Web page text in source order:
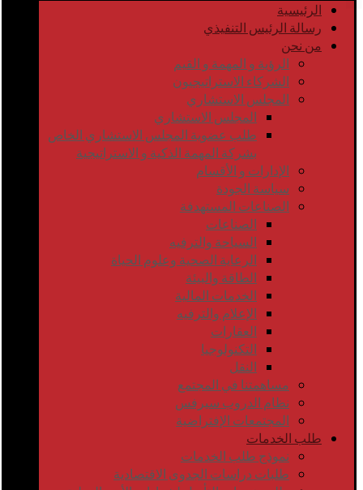
الرئيسية
رسالة الرئيس التنفيذي
من نحن
الرؤية و المهمة و القيم
الشركاء الاستراتيجيون
المجلس الاستشاري
المجلس الاستشاري
طلب عضوية المجلس الاستشاري الخاص
بشركة المهمة الذكية و الاستراتيجية
الإدارات و الأقسام
سياسة الجودة
الصناعات المستهدفة
الصناعات
السياحة والترفيه
الرعاية الصحية وعلوم الحياة
الطاقة والبيئة
الخدمات المالية
الإعلام والترفيه
العقارات
التكنولوجيا
النقل
مساهمتنا في المجتمع
نظام الدروب سيرفس
المجتمعات الإفتراضية
طلب الخدمات
نموذج طلب الخدمات
طلبات دراسات الجدوى الاقتصادية